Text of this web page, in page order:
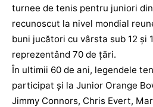
turnee de tenis pentru juniori
recunoscut la nivel mondial
buni jucători cu vârsta sub 12 și
reprezentând 70 de țări.
În ultimii 60 de ani, legendele
participat și la Junior Orange
Jimmy Connors, Chris Evert,